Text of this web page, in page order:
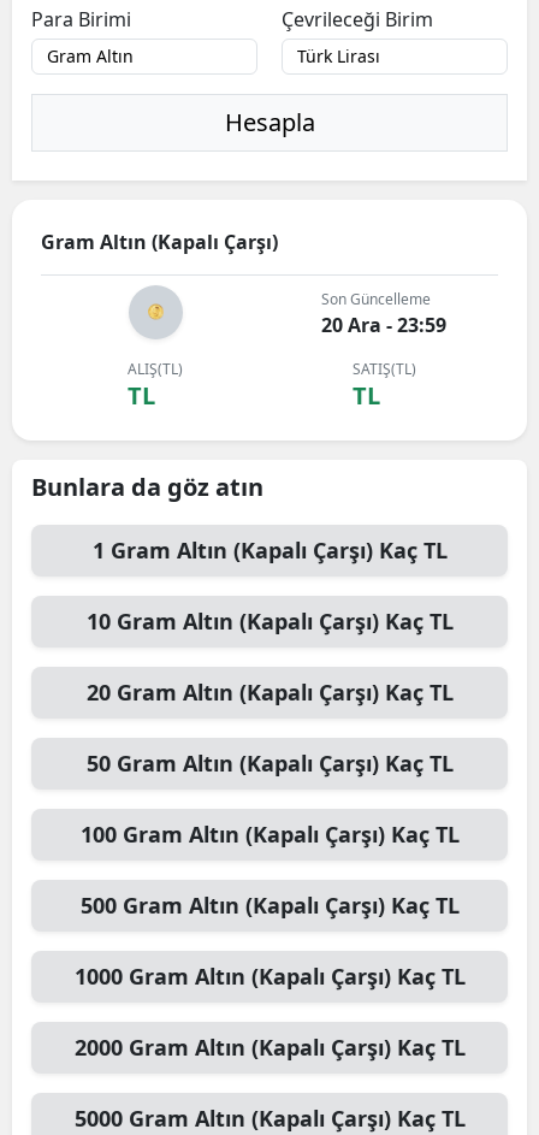
Para Birimi
Çevrileceği Birim
Hesapla
Gram Altın (Kapalı Çarşı)
Son Güncelleme
20 Ara - 23:59
ALIŞ(TL)
TL
SATIŞ(TL)
TL
Bunlara da göz atın
1 Gram Altın (Kapalı Çarşı)Kaç TL
10 Gram Altın (Kapalı Çarşı)Kaç TL
20 Gram Altın (Kapalı Çarşı)Kaç TL
50 Gram Altın (Kapalı Çarşı)Kaç TL
100 Gram Altın (Kapalı Çarşı)Kaç TL
500 Gram Altın (Kapalı Çarşı)Kaç TL
1000 Gram Altın (Kapalı Çarşı)Kaç TL
2000 Gram Altın (Kapalı Çarşı)Kaç TL
5000 Gram Altın (Kapalı Çarşı)Kaç TL